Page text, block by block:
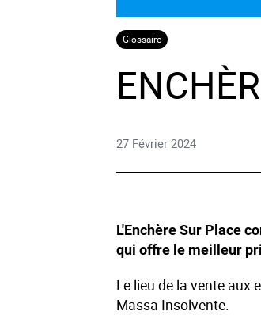
Glossaire
27 Février 2024
L'Enchère Sur Place
qui offre le meilleur
Le lieu de la vente aux
Massa Insolvente.